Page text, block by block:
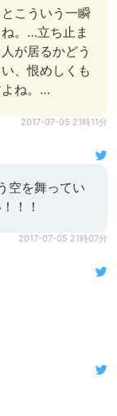
こういう一瞬
。…立ち止ま
が居るかどう
、恨めしくも
よね。…
2017-07-05 21時11分
空を舞ってい
！！
2017-07-05 21時07分